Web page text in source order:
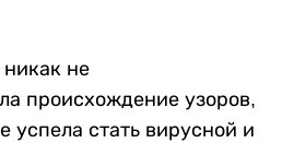
не
происхождение узоров,
успела стать вирусной и